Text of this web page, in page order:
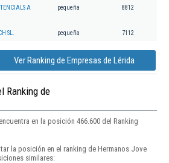
A
pequeña 8812
SL. pequeña 7112
Ver Ranking de Empresas de Lérida
Ranking de
en la posición 466.600 del Ranking
la posición en el ranking de Hermanos Jove
similares: